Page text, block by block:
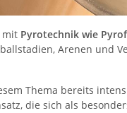
mit Pyrotechnik wie
Arenen und
Thema bereits
die sich als